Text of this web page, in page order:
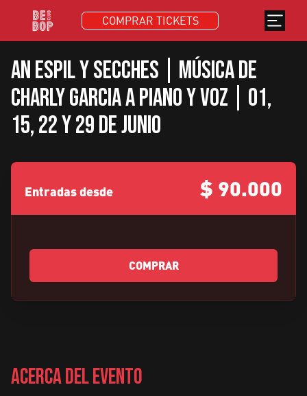
COMPRAR TICKETS
An Espil y Secches | Música de
Charly Garcia a piano y voz | 01,
15, 22 y 29 de Junio
Entradas desde $ 90.000
COMPRAR
ACERCA DEL EVENTO